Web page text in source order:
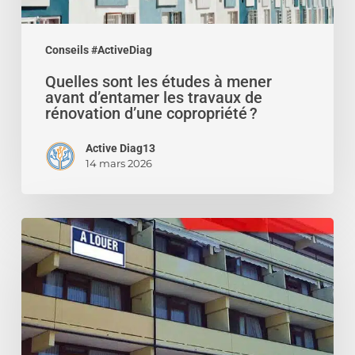
Conseils #ActiveDiag
travaux
rénovation
copropriété ?
Quelles sont les études à mener
avant d’entamer les travaux de
rénovation d’une copropriété ?
Active Diag13
14 mars 2026
Confier
la
gestion
de
appartement